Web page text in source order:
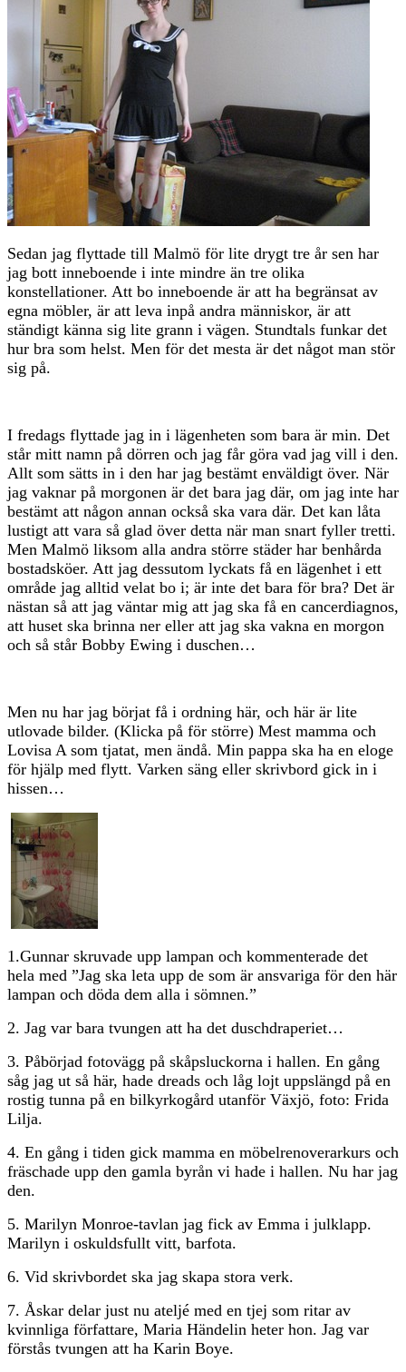
Sedan jag flyttade till Malmö för lite drygt tre år sen har
jag bott inneboende i inte mindre än tre olika
konstellationer. Att bo inneboende är att ha begränsat av
egna möbler, är att leva inpå andra människor, är att
ständigt känna sig lite grann i vägen. Stundtals funkar det
hur bra som helst. Men för det mesta är det något man stör
sig på.
I fredags flyttade jag in i lägenheten som bara är min. Det
står mitt namn på dörren och jag får göra vad jag vill i den.
Allt som sätts in i den har jag bestämt enväldigt över. När
jag vaknar på morgonen är det bara jag där, om jag inte har
bestämt att någon annan också ska vara där. Det kan låta
lustigt att vara så glad över detta när man snart fyller tretti.
Men Malmö liksom alla andra större städer har benhårda
bostadsköer. Att jag dessutom lyckats få en lägenhet i ett
område jag alltid velat bo i; är inte det bara för bra? Det är
nästan så att jag väntar mig att jag ska få en cancerdiagnos,
att huset ska brinna ner eller att jag ska vakna en morgon
och så står Bobby Ewing i duschen…
Men nu har jag börjat få i ordning här, och här är lite
utlovade bilder. (Klicka på för större) Mest mamma och
Lovisa A som tjatat, men ändå. Min pappa ska ha en eloge
för hjälp med flytt. Varken säng eller skrivbord gick in i
hissen…
1.Gunnar skruvade upp lampan och kommenterade det
hela med ”Jag ska leta upp de som är ansvariga för den här
lampan och döda dem alla i sömnen.”
2. Jag var bara tvungen att ha det duschdraperiet…
3. Påbörjad fotovägg på skåpsluckorna i hallen. En gång
såg jag ut så här, hade dreads och låg lojt uppslängd på en
rostig tunna på en bilkyrkogård utanför Växjö, foto: Frida
Lilja.
4. En gång i tiden gick mamma en möbelrenoverarkurs och
fräschade upp den gamla byrån vi hade i hallen. Nu har jag
den.
5. Marilyn Monroe-tavlan jag fick av Emma i julklapp.
Marilyn i oskuldsfullt vitt, barfota.
6. Vid skrivbordet ska jag skapa stora verk.
7. Åskar delar just nu ateljé med en tjej som ritar av
kvinnliga författare, Maria Händelin heter hon. Jag var
förstås tvungen att ha Karin Boye.